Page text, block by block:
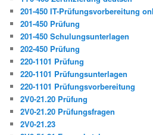
201-450 IT-Prüfungsvorbereitung
201-450 Prüfung
201-450 Schulungsunterlagen
202-450 Prüfung
220-1101 Prüfung
220-1101 Prüfungsunterlagen
220-1101 Prüfungsvorbereitung
2V0-21.20 Prüfung
2V0-21.20 Prüfungsfragen
2V0-21.23